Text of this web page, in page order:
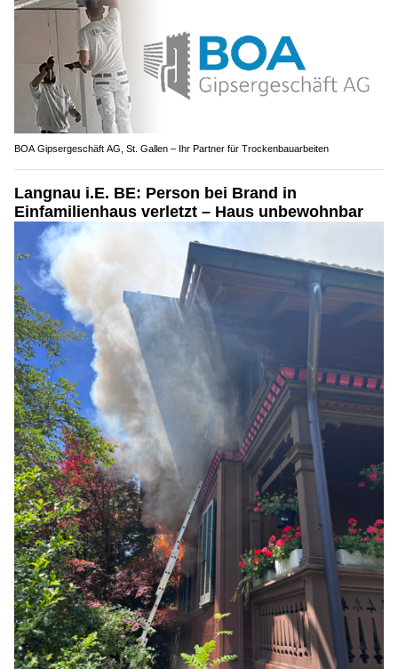
BOA Gipsergeschäft AG, St. Gallen – Ihr Partner für Trockenbauarbeiten
Langnau i.E. BE: Person bei Brand in
Einfamilienhaus verletzt – Haus unbewohnbar